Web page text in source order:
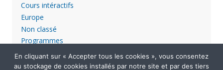
Cours intéractifs
Europe
Non classé
Programmes
En cliquant sur « Accepter tous les cookies », vous consentez
au stockage de cookies installés par notre site et par des tiers